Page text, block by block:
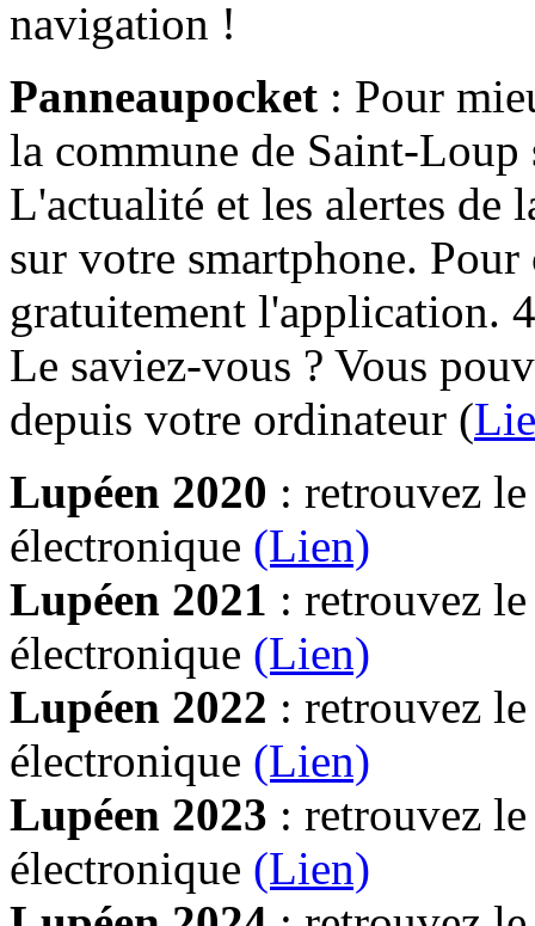
navigation !
Panneaupocket : Pour
la commune de Saint-Loup
L'actualité et les alertes de
sur votre smartphone.
gratuitement l'application.
Le saviez-vous ? Vous
depuis votre ordinateur (
Lupéen 2020 : retrouvez
électronique (Lien)
Lupéen 2021 : retrouvez
électronique (Lien)
Lupéen 2022 : retrouvez
électronique (Lien)
Lupéen 2023 : retrouvez
électronique (Lien)